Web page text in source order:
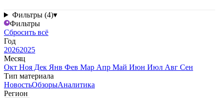
Фильтры (4)▾
Фильтры
Сбросить всё
Год
20262025
Месяц
Окт Ноя Дек Янв Фев Мар Апр Май Июн Июл Авг Сен
Тип материала
НовостьОбзорыАналитика
Регион